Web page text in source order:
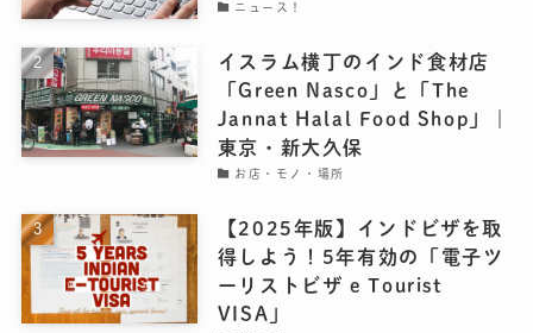
ニュース！
イスラム横丁のインド食材店
「Green Nasco」と「The
Jannat Halal Food Shop」｜
東京・新大久保
お店・モノ・場所
【2025年版】インドビザを取
得しよう！5年有効の「電子ツ
ーリストビザ e Tourist
VISA」